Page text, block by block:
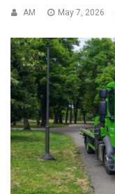
AM May 7, 2026